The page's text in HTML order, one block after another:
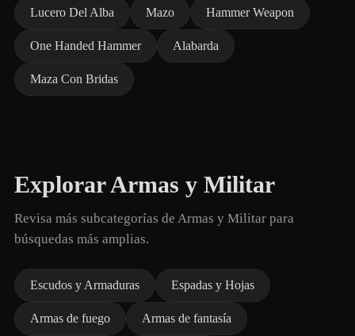
Lucero Del Alba Mazo Hammer Weapon
One Handed Hammer Alabarda
Maza Con Bridas
Explorar Armas y Militar
Revisa más subcategorías de Armas y Militar para
búsquedas más amplias.
Escudos y Armaduras Espadas y Hojas
Armas de fuego Armas de fantasía